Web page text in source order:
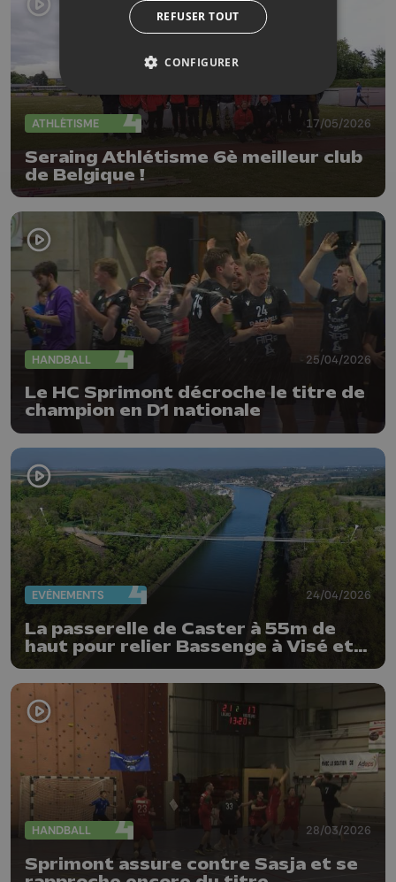
ATHLÉTISME 17/05/2026
Seraing Athlétisme 6è meilleur club
de Belgique !
HANDBALL 25/04/2026
Le HC Sprimont décroche le titre de
champion en D1 nationale
EVÈNEMENTS 24/04/2026
La passerelle de Caster à 55m de
haut pour relier Bassenge à Visé et
Maastricht
HANDBALL 28/03/2026
Sprimont assure contre Sasja et se
REFUSER TOUT
CONFIGURER